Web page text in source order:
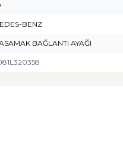
BENZ
BAĞLANTI AYAĞI